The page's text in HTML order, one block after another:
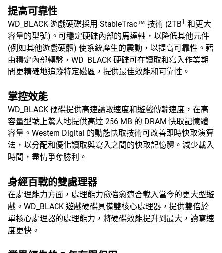
提高可靠性
WD_BLACK 遊戲硬碟採用 StableTrac™ 技術 (2TB1 和更大
容量的型號)。可穩定硬碟內部的馬達軸，以降低其他元件
(例如其他遊戲硬體) 使系統產生的震動，以提高可靠性。藉
由穩定內部轉盤，WD_BLACK 硬碟可在讀取和寫入作業期
間更精確地追蹤特定磁區，提供最佳效能和可靠性。
掌控效能
WD_BLACK 硬碟提供高速讀取速度和遊戲傳輸速度，在高
容量型號上驚人地提供高達 256 MB 的 DRAM 快取記憶體
容量。Western Digital 的動態快取技術可改善即時快取演算
法，以分配和優化讀取與寫入之間的快取記憶體。減少載入
時間，盡情爭奪勝利。
身經百戰的雙處理器
在處理能力方面，處理能力愈強愈適合載入當今的更大型遊
戲。WD_BLACK 遊戲硬碟具備雙核心處理器，提供雙倍於
單核心處理器的處理能力，將硬碟效能提升到最大，讀寫速
度更快。